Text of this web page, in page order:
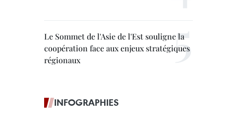
Le Sommet de l'Asie de l'Est souligne la
coopération face aux enjeux stratégiques
régionaux
INFOGRAPHIES